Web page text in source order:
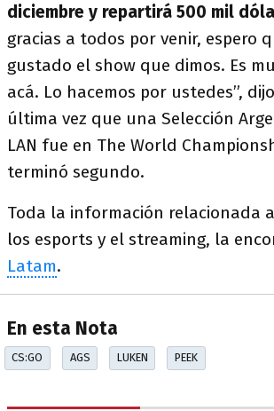
diciembre y repartirá 500 mil
gracias a todos por venir, espero
gustado el show que dimos. Es
acá. Lo hacemos por ustedes”, dijo
última vez que una Selección
LAN fue en The World
terminó segundo.
Toda la información relacionada
los esports y el streaming, la
Latam.
En esta Nota
CS:GO AGS LUKEN PEEK